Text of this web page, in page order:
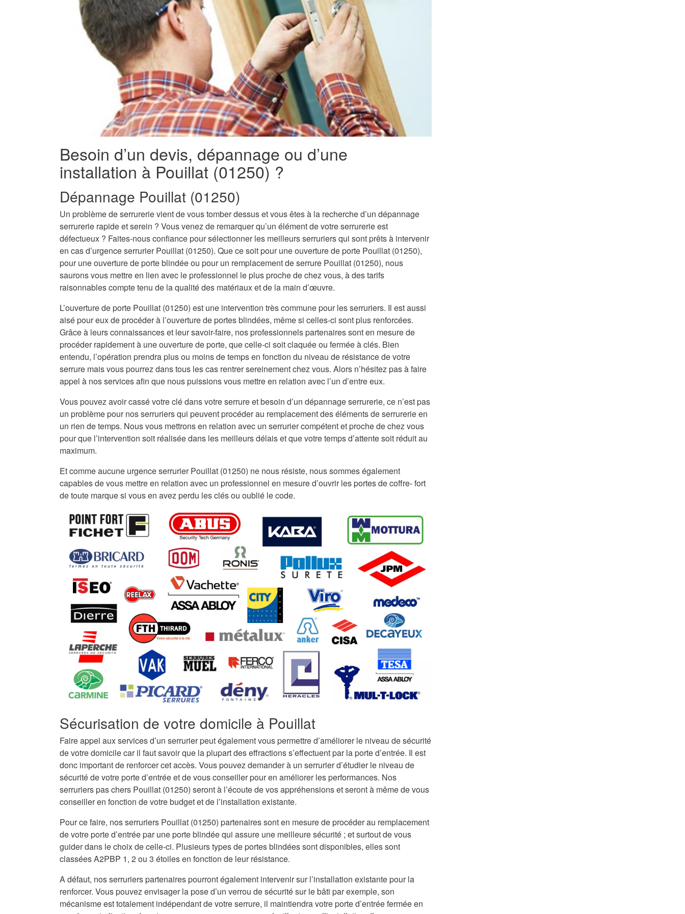
Besoin d’un devis, dépannage ou d’une
installation à Pouillat (01250) ?
Dépannage Pouillat (01250)
Un problème de serrurerie vient de vous tomber dessus et vous êtes à la recherche d’un dépannage
serrurerie rapide et serein ? Vous venez de remarquer qu’un élément de votre serrurerie est
défectueux ? Faites-nous confiance pour sélectionner les meilleurs serruriers qui sont prêts à intervenir
en cas d’urgence serrurier Pouillat (01250). Que ce soit pour une ouverture de porte Pouillat (01250),
pour une ouverture de porte blindée ou pour un remplacement de serrure Pouillat (01250), nous
saurons vous mettre en lien avec le professionnel le plus proche de chez vous, à des tarifs
raisonnables compte tenu de la qualité des matériaux et de la main d’œuvre.
L’ouverture de porte Pouillat (01250) est une intervention très commune pour les serruriers. Il est aussi
aisé pour eux de procéder à l’ouverture de portes blindées, même si celles-ci sont plus renforcées.
Grâce à leurs connaissances et leur savoir-faire, nos professionnels partenaires sont en mesure de
procéder rapidement à une ouverture de porte, que celle-ci soit claquée ou fermée à clés. Bien
entendu, l’opération prendra plus ou moins de temps en fonction du niveau de résistance de votre
serrure mais vous pourrez dans tous les cas rentrer sereinement chez vous. Alors n’hésitez pas à faire
appel à nos services afin que nous puissions vous mettre en relation avec l’un d’entre eux.
Vous pouvez avoir cassé votre clé dans votre serrure et besoin d’un dépannage serrurerie, ce n’est pas
un problème pour nos serruriers qui peuvent procéder au remplacement des éléments de serrurerie en
un rien de temps. Nous vous mettrons en relation avec un serrurier compétent et proche de chez vous
pour que l’intervention soit réalisée dans les meilleurs délais et que votre temps d’attente soit réduit au
maximum.
Et comme aucune urgence serrurier Pouillat (01250) ne nous résiste, nous sommes également
capables de vous mettre en relation avec un professionnel en mesure d’ouvrir les portes de coffre- fort
de toute marque si vous en avez perdu les clés ou oublié le code.
Sécurisation de votre domicile à Pouillat
Faire appel aux services d’un serrurier peut également vous permettre d’améliorer le niveau de sécurité
de votre domicile car il faut savoir que la plupart des effractions s’effectuent par la porte d’entrée. Il est
donc important de renforcer cet accès. Vous pouvez demander à un serrurier d’étudier le niveau de
sécurité de votre porte d’entrée et de vous conseiller pour en améliorer les performances. Nos
serruriers pas chers Pouillat (01250) seront à l’écoute de vos appréhensions et seront à même de vous
conseiller en fonction de votre budget et de l’installation existante.
Pour ce faire, nos serruriers Pouillat (01250) partenaires sont en mesure de procéder au remplacement
de votre porte d’entrée par une porte blindée qui assure une meilleure sécurité ; et surtout de vous
guider dans le choix de celle-ci. Plusieurs types de portes blindées sont disponibles, elles sont
classées A2PBP 1, 2 ou 3 étoiles en fonction de leur résistance.
A défaut, nos serruriers partenaires pourront également intervenir sur l’installation existante pour la
renforcer. Vous pouvez envisager la pose d’un verrou de sécurité sur le bâti par exemple, son
mécanisme est totalement indépendant de votre serrure, il maintiendra votre porte d’entrée fermée en